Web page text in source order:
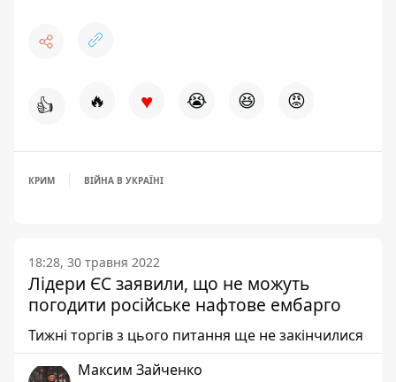
👍 🔥 ♥ 😭 😆 😡
КРИМ ВІЙНА В УКРАЇНІ
18:28, 30 травня 2022
Лідери ЄС заявили, що не можуть
погодити російське нафтове ембарго
Тижні торгів з цього питання ще не закінчилися
Максим Зайченко